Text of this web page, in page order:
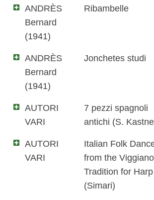
ANDRÈS
Bernard
(1941)
Ribambelle
ANDRÈS
Bernard
(1941)
Jonchetes studi
AUTORI
VARI
7 pezzi spagnoli
antichi (S.
AUTORI
VARI
Italian Folk
from the Viggiano
Tradition for Harp
(Simari)